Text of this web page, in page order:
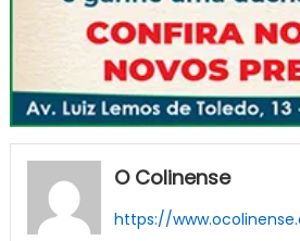
O Colinense
https://